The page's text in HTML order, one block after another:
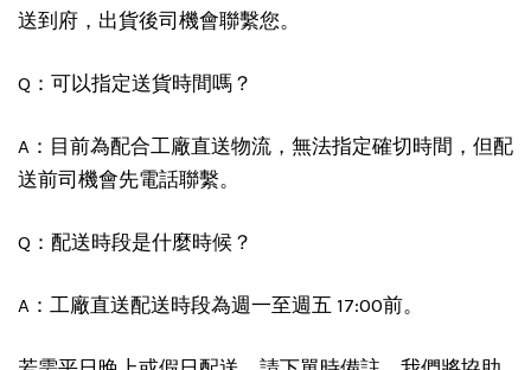
送到府，出貨後司機會聯繫您。
Q：可以指定送貨時間嗎？
A：目前為配合工廠直送物流，無法指定確切時間，但配
送前司機會先電話聯繫。
Q：配送時段是什麼時候？
A：工廠直送配送時段為週一至週五 17:00前。